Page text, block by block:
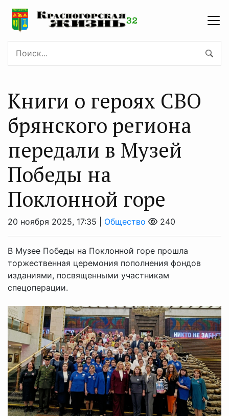
Книги о героях СВО
брянского региона
передали в Музей
Победы на
Поклонной горе
20 ноября 2025, 17:35 | Общество 240
В Музее Победы на Поклонной горе прошла
торжественная церемония пополнения фондов
изданиями, посвященными участникам
спецоперации.